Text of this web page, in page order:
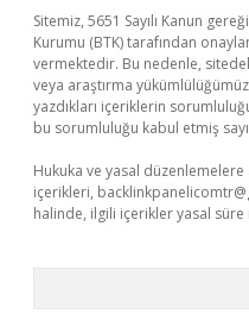
Sitemiz, 5651 Sayılı Kanun
Kurumu (BTK) tarafından
vermektedir. Bu nedenle,
veya araştırma
yazdıkları içeriklerin
bu sorumluluğu kabul etmiş
Hukuka ve yasal
içerikleri,
halinde, ilgili içerikler yasal süre